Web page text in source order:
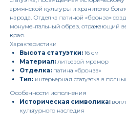
армянской культуры и хранителю
народа. Отделка патиной «бронза»
монументальный образ, отражающий
края.
Характеристики
Высота статуэтки: 16 см
Материал:литьевой мрамор
Отделка: патина «бронза»
Тип: интерьерная статуэтка в
Особенности исполнения
Историческая символика:
культурного наследия